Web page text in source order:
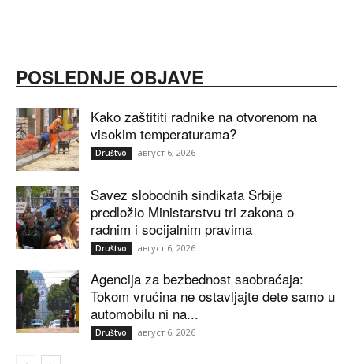
POSLEDNJE OBJAVE
Kako zaštititi radnike na otvorenom na
visokim temperaturama?
Društvo август 6, 2026
Savez slobodnih sindikata Srbije
predložio Ministarstvu tri zakona o
radnim i socijalnim pravima
Društvo август 6, 2026
Agencija za bezbednost saobraćaja:
Tokom vrućina ne ostavljajte dete samo u
automobilu ni na...
Društvo август 6, 2026